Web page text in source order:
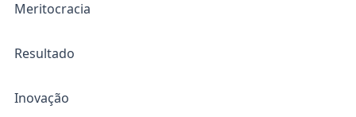
Meritocracia
Resultado
Inovação